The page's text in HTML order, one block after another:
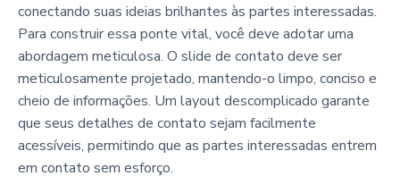
conectando suas ideias brilhantes às partes interessadas.
Para construir essa ponte vital, você deve adotar uma
abordagem meticulosa. O slide de contato deve ser
meticulosamente projetado, mantendo-o limpo, conciso e
cheio de informações. Um layout descomplicado garante
que seus detalhes de contato sejam facilmente
acessíveis, permitindo que as partes interessadas entrem
em contato sem esforço.